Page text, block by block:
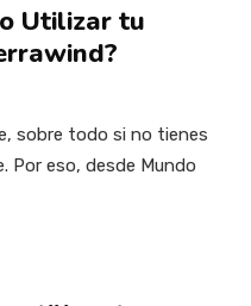
Utilizar tu
sobre todo si no tienes
Por eso, desde Mundo